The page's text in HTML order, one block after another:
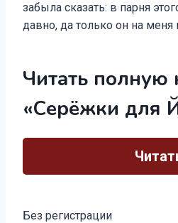
забыла сказать: в парня
давно, да только он на
Читать полную
«Серёжки для
Без регистрации